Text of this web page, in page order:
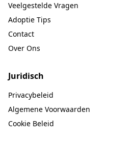
Veelgestelde Vragen
Adoptie Tips
Contact
Over Ons
Juridisch
Privacybeleid
Algemene Voorwaarden
Cookie Beleid